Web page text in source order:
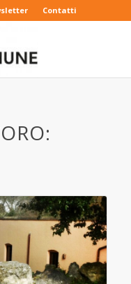
Contatti